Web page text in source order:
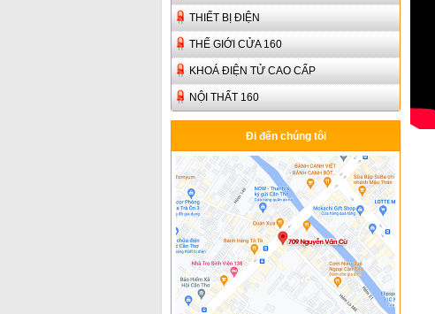
THIẾT BỊ ĐIỆN
THẾ GIỚI CỬA 160
KHOÁ ĐIỆN TỬ CAO CẤP
NỘI THẤT 160
Đi đến chúng tôi